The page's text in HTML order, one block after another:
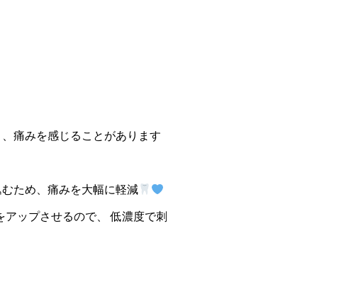
痛みを感じることがあります
ため、痛みを大幅に軽減
ップさせるので、 低濃度で刺